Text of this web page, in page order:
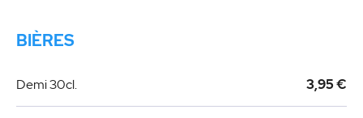
BIÈRES
Demi 30cl. 3,95 €